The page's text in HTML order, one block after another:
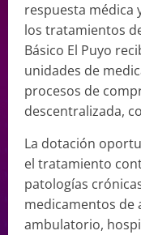
respuesta médica
los tratamientos
Básico El Puyo
unidades de
procesos de
descentralizada,
La dotación
el tratamiento
patologías
medicamentos de
ambulatorio,